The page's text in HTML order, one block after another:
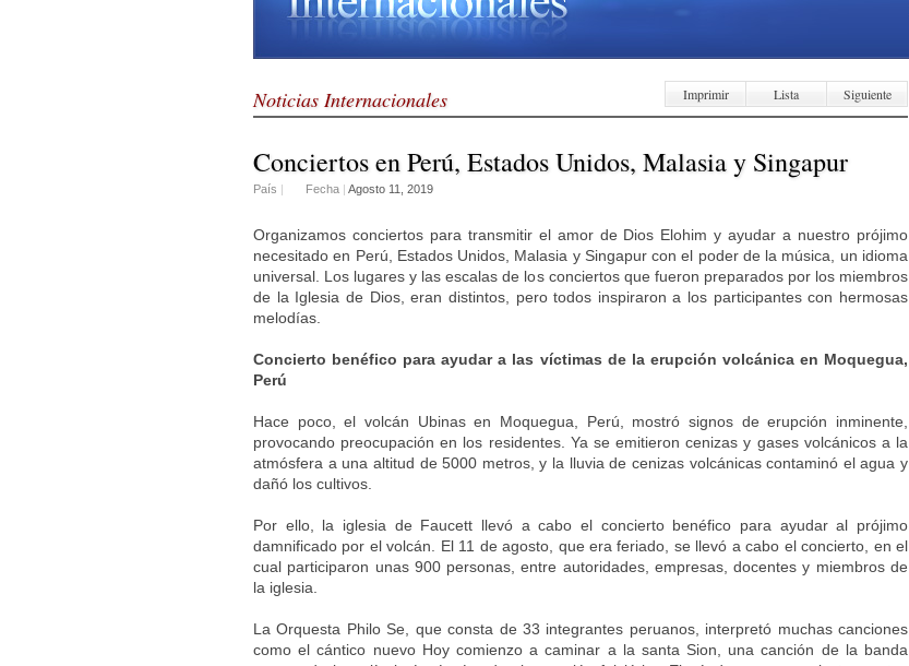
Noticias Internacionales Imprimir Lista Siguiente
Conciertos en Perú, Estados Unidos, Malasia y Singapur
País | Fecha | Agosto 11, 2019
Organizamos conciertos para transmitir el amor de Dios Elohim y ayudar a nuestro prójimo
necesitado en Perú, Estados Unidos, Malasia y Singapur con el poder de la música, un idioma
universal. Los lugares y las escalas de los conciertos que fueron preparados por los miembros
de la Iglesia de Dios, eran distintos, pero todos inspiraron a los participantes con hermosas
melodías.
Concierto benéfico para ayudar a las víctimas de la erupción volcánica en Moquegua,
Perú
Hace poco, el volcán Ubinas en Moquegua, Perú, mostró signos de erupción inminente,
provocando preocupación en los residentes. Ya se emitieron cenizas y gases volcánicos a la
atmósfera a una altitud de 5000 metros, y la lluvia de cenizas volcánicas contaminó el agua y
dañó los cultivos.
Por ello, la iglesia de Faucett llevó a cabo el concierto benéfico para ayudar al prójimo
damnificado por el volcán. El 11 de agosto, que era feriado, se llevó a cabo el concierto, en el
cual participaron unas 900 personas, entre autoridades, empresas, docentes y miembros de
la iglesia.
La Orquesta Philo Se, que consta de 33 integrantes peruanos, interpretó muchas canciones
como el cántico nuevo Hoy comienzo a caminar a la santa Sion, una canción de la banda